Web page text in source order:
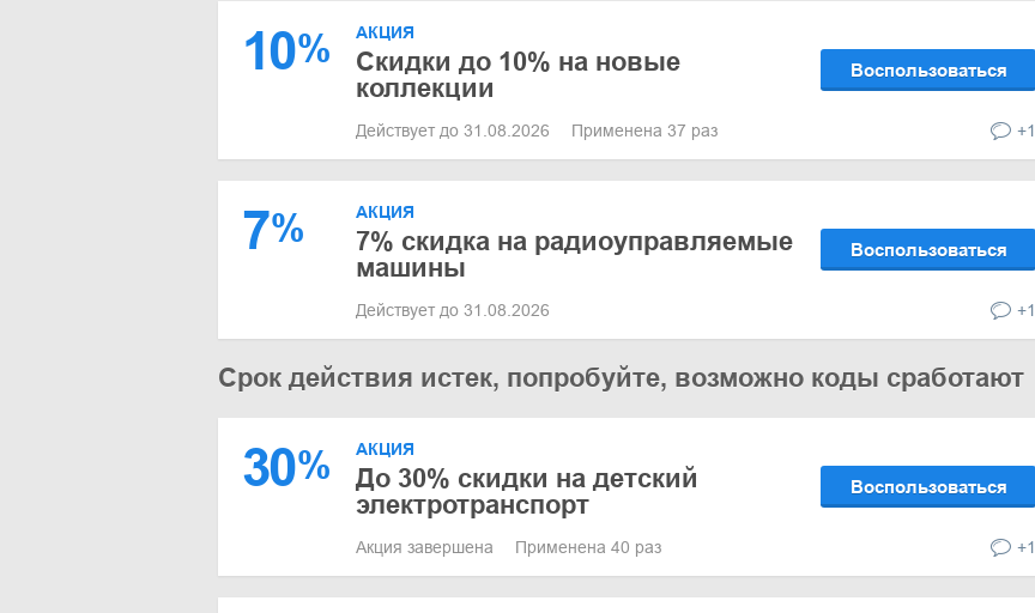
10% АКЦИЯ
Скидки до 10% на новые
коллекции
Воспользоваться
Действует до 31.08.2026 Применена 37 раз +1
7% АКЦИЯ
7% скидка на радиоуправляемые
машины
Воспользоваться
Действует до 31.08.2026 +1
Срок действия истек, попробуйте, возможно коды сработают
30% АКЦИЯ
До 30% скидки на детский
электротранспорт
Воспользоваться
Акция завершена Применена 40 раз +1